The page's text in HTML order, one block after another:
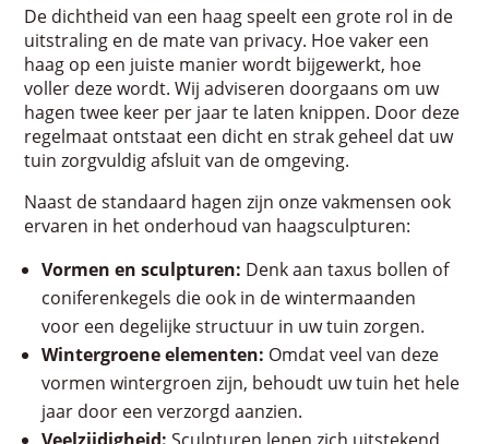
De dichtheid van een haag speelt een grote rol in de
uitstraling en de mate van privacy. Hoe vaker een
haag op een juiste manier wordt bijgewerkt, hoe
voller deze wordt. Wij adviseren doorgaans om uw
hagen twee keer per jaar te laten knippen. Door deze
regelmaat ontstaat een dicht en strak geheel dat uw
tuin zorgvuldig afsluit van de omgeving.
Naast de standaard hagen zijn onze vakmensen ook
ervaren in het onderhoud van haagsculpturen:
Vormen en sculpturen: Denk aan taxus bollen of
coniferenkegels die ook in de wintermaanden
voor een degelijke structuur in uw tuin zorgen.
Wintergroene elementen: Omdat veel van deze
vormen wintergroen zijn, behoudt uw tuin het hele
jaar door een verzorgd aanzien.